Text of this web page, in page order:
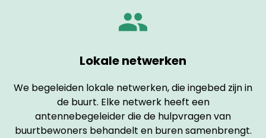
Lokale netwerken
We begeleiden lokale netwerken, die ingebed zijn in
de buurt. Elke netwerk heeft een
antennebegeleider die de hulpvragen van
buurtbewoners behandelt en buren samenbrengt.